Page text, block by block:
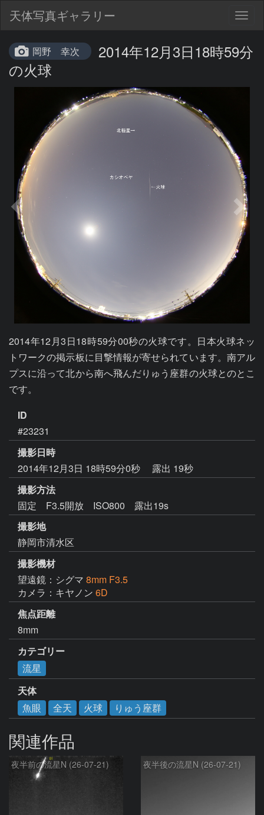
天体写真ギャラリー
岡野 幸次
2014年12月3日18時59分
の火球
2014年12月3日18時59分00秒の火球です。日本火球ネッ
トワークの掲示板に目撃情報が寄せられています。南アル
プスに沿って北から南へ飛んだりゅう座群の火球とのとこ
です。
ID
#23231
撮影日時
2014年12月3日 18時59分0秒
露出 19秒
撮影方法
固定 F3.5開放 ISO800 露出19s
撮影地
静岡市清水区
撮影機材
望遠鏡：シグマ 8mm F3.5
カメラ：キヤノン 6D
焦点距離
8mm
カテゴリー
流星
天体
魚眼
全天 火球 りゅう座群
関連作品
夜半前の流星N (26-07-21) 夜半後の流星N (26-07-21)